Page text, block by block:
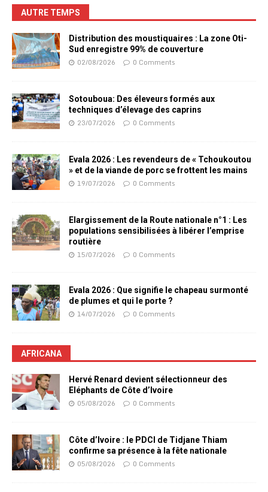
AUTRE TEMPS
Distribution des moustiquaires : La zone Oti-
Sud enregistre 99% de couverture
02/08/2026 0 Comments
Sotouboua: Des éleveurs formés aux
techniques d’élevage des caprins
23/07/2026 0 Comments
Evala 2026 : Les revendeurs de « Tchoukoutou
» et de la viande de porc se frottent les mains
19/07/2026 0 Comments
Elargissement de la Route nationale n°1 : Les
populations sensibilisées à libérer l’emprise
routière
15/07/2026 0 Comments
Evala 2026 : Que signifie le chapeau surmonté
de plumes et qui le porte ?
14/07/2026 0 Comments
AFRICANA
Hervé Renard devient sélectionneur des
Eléphants de Côte d’Ivoire
05/08/2026 0 Comments
Côte d’Ivoire : le PDCI de Tidjane Thiam
confirme sa présence à la fête nationale
05/08/2026 0 Comments